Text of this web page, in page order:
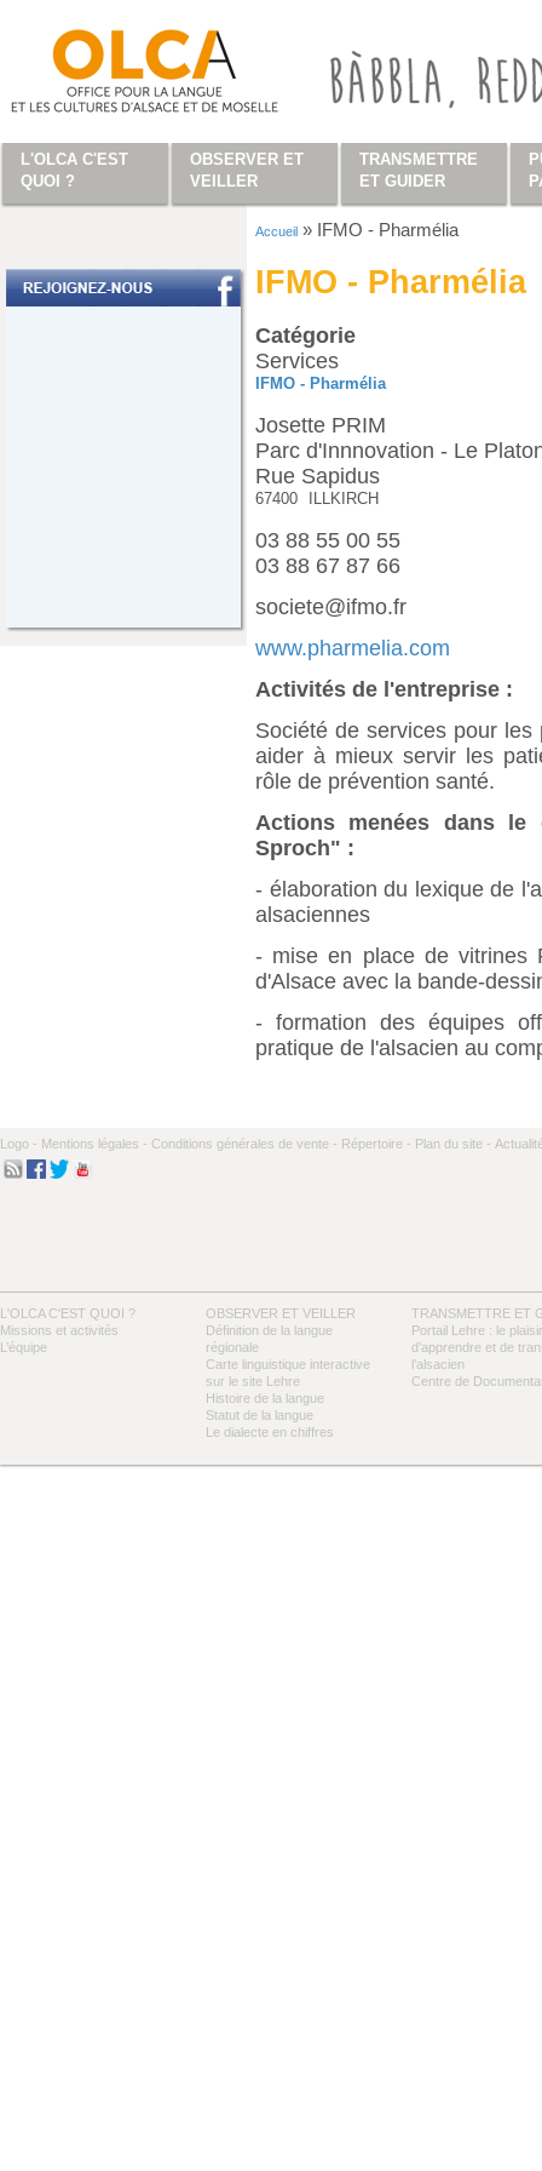
Accueil » IFMO - Pharmélia
IFMO - Pharmélia
Catégorie
Services
IFMO - Pharmélia
Josette PRIM
Parc d'Innnovation - Le
Rue Sapidus
67400 ILLKIRCH
03 88 55 00 55
03 88 67 87 66
societe@ifmo.fr
www.pharmelia.com
Activités de l'entreprise :
Société de services pour
aider à mieux servir les
rôle de prévention santé.
Actions menées dans
Sproch" :
- élaboration du lexique de
alsaciennes
- mise en place de vitrines
d'Alsace avec la bande-
- formation des équipes
pratique de l'alsacien au
Logo - Mentions légales - Conditions générales de vente - Répertoire - Plan du site -
L'OLCA C'EST QUOI ?
Missions et activités
L’équipe
OBSERVER ET VEILLER
Définition de la langue
régionale
Carte linguistique interactive
sur le site Lehre
Histoire de la langue
Statut de la langue
Le dialecte en chiffres
TRANSMETTRE ET
Portail Lehre : le plaisir
d’apprendre et de
l’alsacien
Centre de
L'OLCA C'EST
QUOI ?
OBSERVER ET
VEILLER
TRANSMETTRE
ET GUIDER